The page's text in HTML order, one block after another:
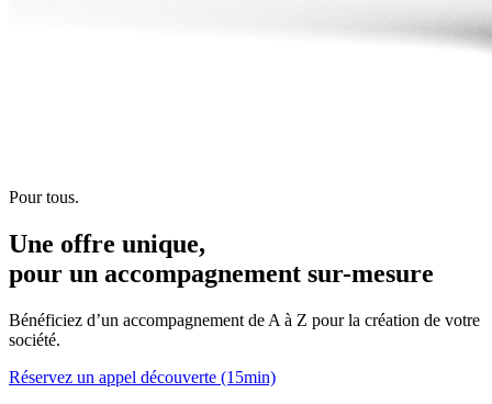
Pour tous.
Une offre unique,
pour un accompagnement sur-mesure
Bénéficiez d’un accompagnement de A à Z pour la création de votre
société.
Réservez un appel découverte (15min)